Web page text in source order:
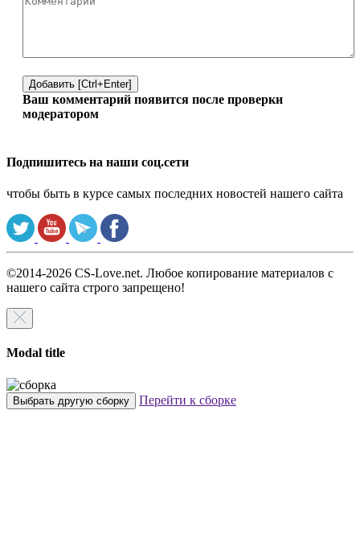
Добавить [Ctrl+Enter]
Ваш комментарий появится после проверки
модератором
Подпишитесь на наши соц.сети
чтобы быть в курсе самых последних новостей нашего сайта
©2014-2026 CS-Love.net. Любое копирование материалов с
нашего сайта строго запрещено!
Modal title
Выбрать другую сборку Перейти к сборке